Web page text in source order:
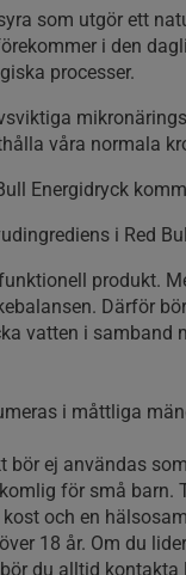
som utgör ett
i den
processer.
våra normala
Energidryck
i Red
produkt.
Därför
vatten i samband
i måttliga
bör ej användas
för små barn.
och en
18 år. Om du
du alltid kontakta